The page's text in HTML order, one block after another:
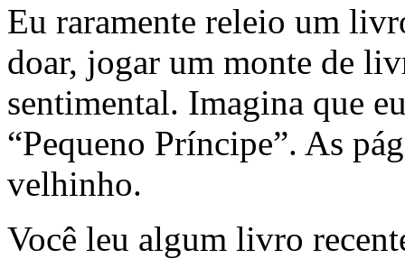
Eu raramente releio um
doar, jogar um monte de
sentimental. Imagina que
“Pequeno Príncipe”. As
velhinho.
Você leu algum livro